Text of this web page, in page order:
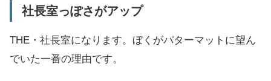
社長室っぽさがアップ
THE・社長室になります。ぼくがパターマットに望ん
でいた一番の理由です。